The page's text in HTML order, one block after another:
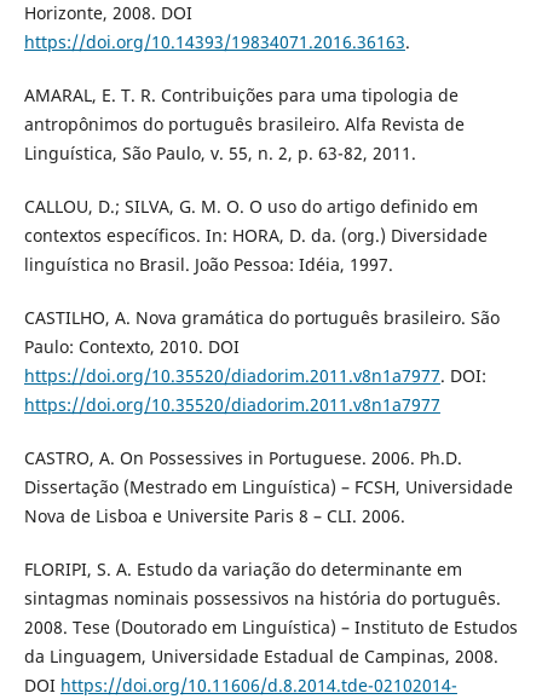
Horizonte, 2008. DOI
https://doi.org/10.14393/19834071.2016.36163.
AMARAL, E. T. R. Contribuições para uma tipologia de
antropônimos do português brasileiro. Alfa Revista de
Linguística, São Paulo, v. 55, n. 2, p. 63-82, 2011.
CALLOU, D.; SILVA, G. M. O. O uso do artigo definido em
contextos específicos. In: HORA, D. da. (org.) Diversidade
linguística no Brasil. João Pessoa: Idéia, 1997.
CASTILHO, A. Nova gramática do português brasileiro. São
Paulo: Contexto, 2010. DOI
https://doi.org/10.35520/diadorim.2011.v8n1a7977. DOI:
https://doi.org/10.35520/diadorim.2011.v8n1a7977
CASTRO, A. On Possessives in Portuguese. 2006. Ph.D.
Dissertação (Mestrado em Linguística) – FCSH, Universidade
Nova de Lisboa e Universite Paris 8 – CLI. 2006.
FLORIPI, S. A. Estudo da variação do determinante em
sintagmas nominais possessivos na história do português.
2008. Tese (Doutorado em Linguística) – Instituto de Estudos
da Linguagem, Universidade Estadual de Campinas, 2008.
DOI https://doi.org/10.11606/d.8.2014.tde-02102014-